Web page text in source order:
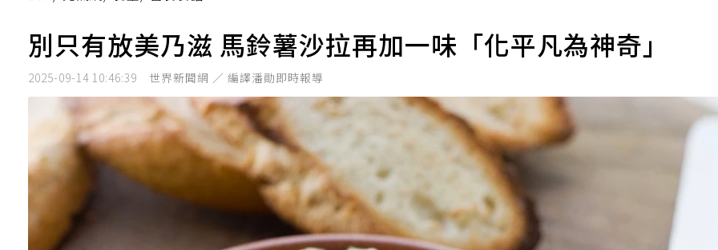
別只有放美乃滋 馬鈴薯沙拉再加一味「化平凡為神奇」
2025-09-14 10:46:39 世界新聞網 ／ 編譯潘勛即時報導